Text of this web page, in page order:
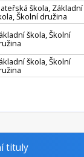
škola, Základní
Školní družina
škola, Školní
škola, Školní
tituly